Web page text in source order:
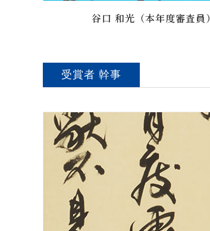
谷口 和光（本年度審査員）
受賞者 幹事